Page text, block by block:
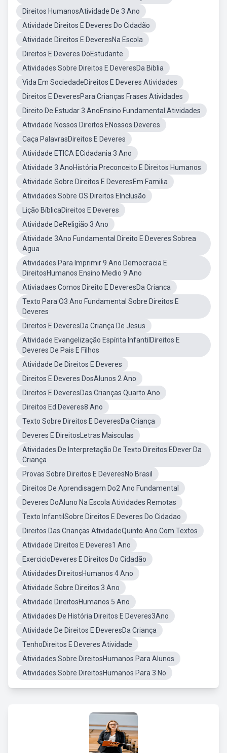
Direitos HumanosAtividade De 3 Ano
Atividade Direitos E Deveres Do Cidadão
Atividade Direitos E DeveresNa Escola
Direitos E Deveres DoEstudante
Atividades Sobre Direitos E DeveresDa Biblia
Vida Em SociedadeDireitos E Deveres Atividades
Direitos E DeveresPara Crianças Frases Atividades
Direito De Estudar 3 AnoEnsino Fundamental Atividades
Atividade Nossos Direitos ENossos Deveres
Caça PalavrasDireitos E Deveres
Atividade ETICA ECidadania 3 Ano
Atividade 3 AnoHistória Preconceito E Direitos Humanos
Atividade Sobre Direitos E DeveresEm Familia
Atividades Sobre OS Direitos EInclusão
Lição BíblicaDireitos E Deveres
Atividade DeReligião 3 Ano
Atividade 3Ano Fundamental Direito E Deveres Sobrea
Agua
Atividades Para Imprimir 9 Ano Democracia E
DireitosHumanos Ensino Medio 9 Ano
Ativiadaes Comos Direito E DeveresDa Crianca
Texto Para O3 Ano Fundamental Sobre Direitos E
Deveres
Direitos E DeveresDa Criança De Jesus
Atividade Evangelização Espírita InfantilDireitos E
Deveres De Pais E Filhos
Atividade De Direitos E Deveres
Direitos E Deveres DosAlunos 2 Ano
Direitos E DeveresDas Crianças Quarto Ano
Direitos Ed Deveres8 Ano
Texto Sobre Direitos E DeveresDa Criança
Deveres E DireitosLetras Maisculas
Atividades De Interpretação De Texto Direitos EDever Da
Criança
Provas Sobre Direitos E DeveresNo Brasil
Direitos De Aprendisagem Do2 Ano Fundamental
Deveres DoAluno Na Escola Atividades Remotas
Texto InfantilSobre Direitos E Deveres Do Cidadao
Direitos Das Crianças AtividadeQuinto Ano Com Textos
Atividade Direitos E Deveres1 Ano
ExercicioDeveres E Direitos Do Cidadão
Atividades DireitosHumanos 4 Ano
Atividade Sobre Direitos 3 Ano
Atividade DireitosHumanos 5 Ano
Atividades De História Direitos E Deveres3Ano
Atividade De Direitos E DeveresDa Criança
TenhoDireitos E Deveres Atividade
Atividades Sobre DireitosHumanos Para Alunos
Atividades Sobre DireitosHumanos Para 3 No